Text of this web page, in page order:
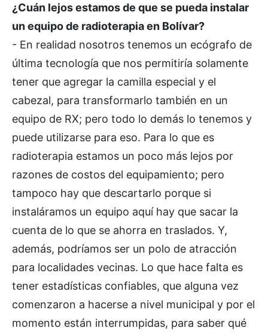
¿Cuán lejos estamos de que se pueda instalar
un equipo de radioterapia en Bolívar?
- En realidad nosotros tenemos un ecógrafo de
última tecnología que nos permitiría solamente
tener que agregar la camilla especial y el
cabezal, para transformarlo también en un
equipo de RX; pero todo lo demás lo tenemos y
puede utilizarse para eso. Para lo que es
radioterapia estamos un poco más lejos por
razones de costos del equipamiento; pero
tampoco hay que descartarlo porque si
instaláramos un equipo aquí hay que sacar la
cuenta de lo que se ahorra en traslados. Y,
además, podríamos ser un polo de atracción
para localidades vecinas. Lo que hace falta es
tener estadísticas confiables, que alguna vez
comenzaron a hacerse a nivel municipal y por el
momento están interrumpidas, para saber qué